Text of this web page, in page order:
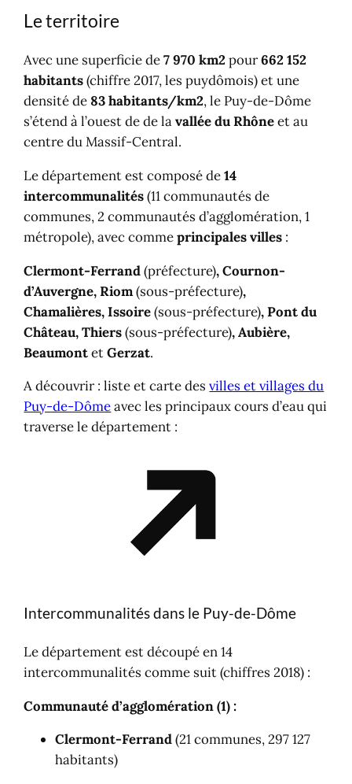
Le territoire
Avec une superficie de7 970 km2 pour662 152
habitants(chiffre 2017, les puydômois) et une
densité de 83 habitants/km2, le Puy-de-Dôme
s’étend à l’ouest de de lavallée du Rhôneet au
centre du Massif-Central.
Le département est composé de14
intercommunalités(11 communautés de
communes, 2 communautés d’agglomération, 1
métropole), avec commeprincipales villes :
Clermont-Ferrand(préfecture), Cournon-
d’Auvergne, Riom(sous-préfecture),
Chamalières, Issoire(sous-préfecture), Pont du
Château, Thiers(sous-préfecture), Aubière,
BeaumontetGerzat.
A découvrir : liste et carte desvilles et villages du
Puy-de-Dômeavec les principaux cours d’eau qui
traverse le département :
Intercommunalités dans le Puy-de-Dôme
Le département est découpé en 14
intercommunalités comme suit (chiffres 2018) :
Communauté d’agglomération (1) :
Clermont-Ferrand(21 communes, 297 127
habitants)